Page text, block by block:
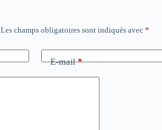
Les champs obligatoires sont indiqués avec *
E-mail*